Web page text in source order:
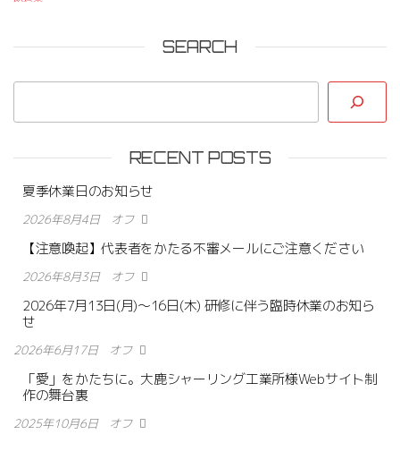
SEARCH
RECENT POSTS
夏季休業日のお知らせ
2026年8月4日 オフ
【注意喚起】代表者をかたる不審メールにご注意ください
2026年8月3日 オフ
2026年7月13日(月)〜16日(木) 研修に伴う臨時休業のお知ら
せ
2026年6月17日 オフ
「愛」をかたちに。大鹿シャーリング工業所様Webサイト制
作の舞台裏
2025年10月6日 オフ